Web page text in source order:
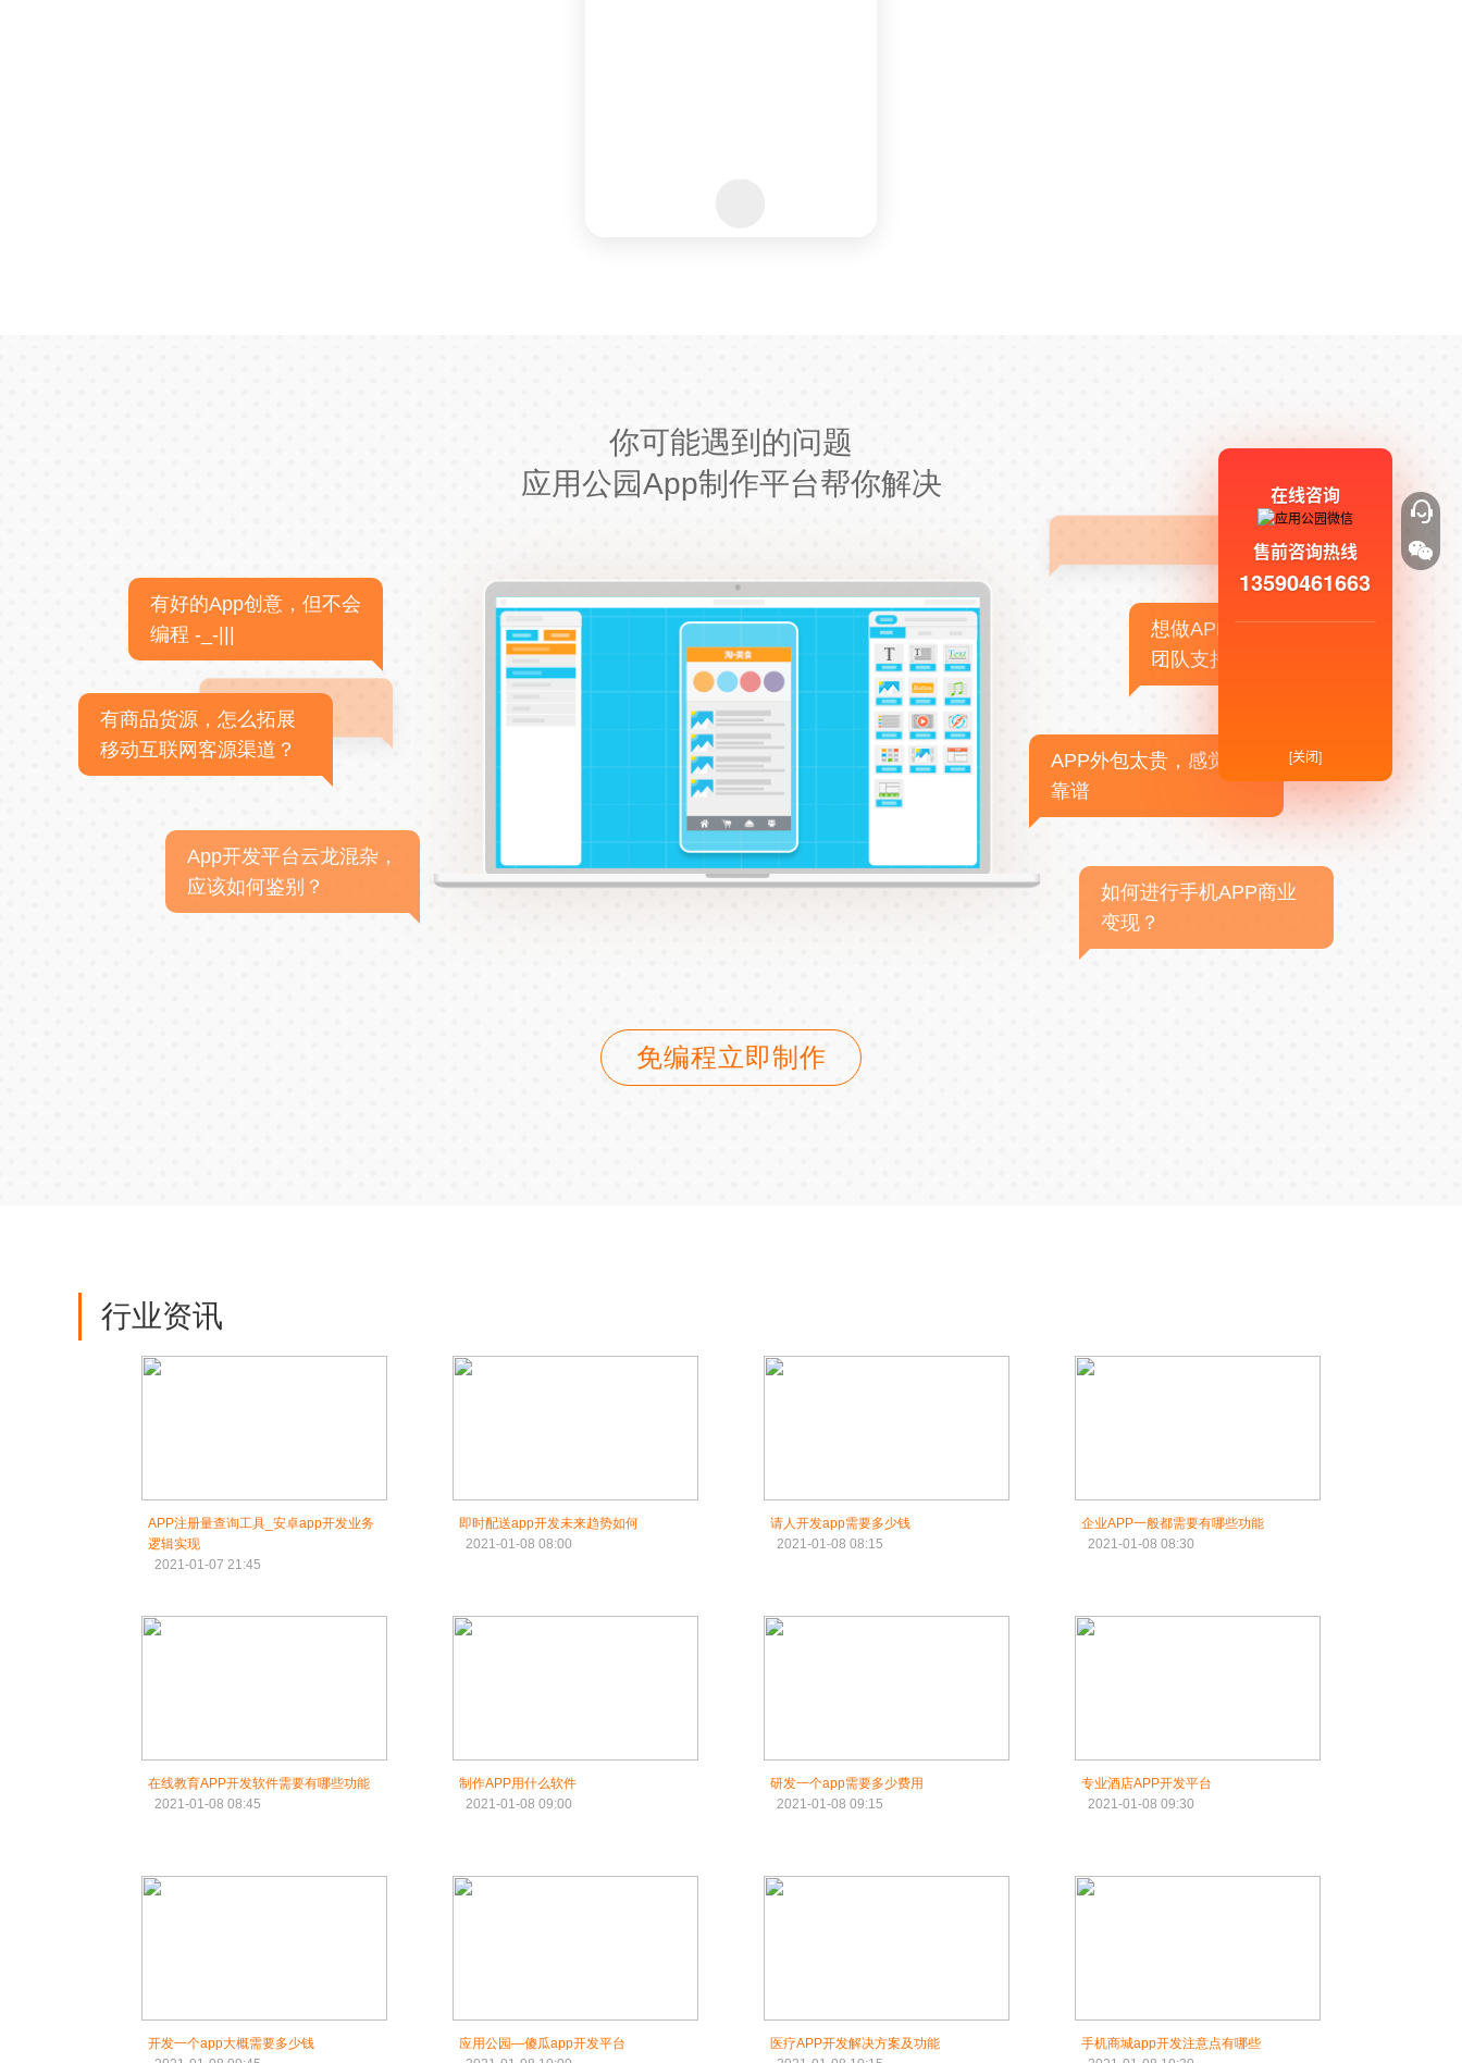
你可能遇到的问题
应用公园App制作平台帮你解决
有好的App创意，但不会
编程 -_-|||
有商品货源，怎么拓展
移动互联网客源渠道？
App开发平台云龙混杂，
应该如何鉴别？
想做APP，但没有技术
团队支持
APP外包太贵，感觉不
靠谱
如何进行手机APP商业
变现？
免编程立即制作
行业资讯
APP注册量查询工具_安卓app开发业务
逻辑实现
2021-01-07 21:45
即时配送app开发未来趋势如何
2021-01-08 08:00
请人开发app需要多少钱
2021-01-08 08:15
企业APP一般都需要有哪些功能
2021-01-08 08:30
在线教育APP开发软件需要有哪些功能
2021-01-08 08:45
制作APP用什么软件
2021-01-08 09:00
研发一个app需要多少费用
2021-01-08 09:15
专业酒店APP开发平台
2021-01-08 09:30
开发一个app大概需要多少钱
应用公园—傻瓜app开发平台
医疗APP开发解决方案及功能
手机商城app开发注意点有哪些
在线咨询
售前咨询热线
13590461663
[关闭]